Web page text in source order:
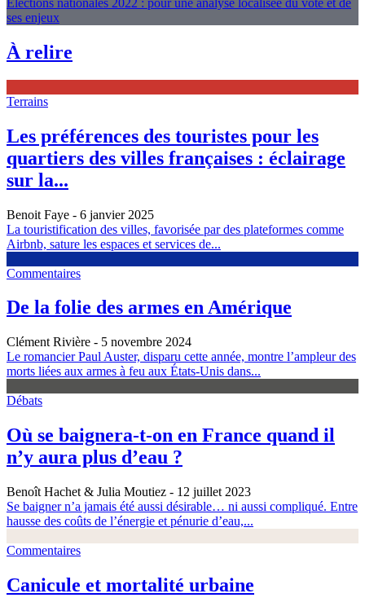
ses enjeux
À relire
Terrains
Les préférences des touristes pour les
quartiers des villes françaises : éclairage
sur la...
Benoit Faye - 6 janvier 2025
La touristification des villes, favorisée par des plateformes comme
Airbnb, sature les espaces et services de...
Commentaires
De la folie des armes en Amérique
Clément Rivière - 5 novembre 2024
Le romancier Paul Auster, disparu cette année, montre l’ampleur des
morts liées aux armes à feu aux États-Unis dans...
Débats
Où se baignera-t-on en France quand il
n’y aura plus d’eau ?
Benoît Hachet & Julia Moutiez - 12 juillet 2023
Se baigner n’a jamais été aussi désirable… ni aussi compliqué. Entre
hausse des coûts de l’énergie et pénurie d’eau,...
Commentaires
Canicule et mortalité urbaine